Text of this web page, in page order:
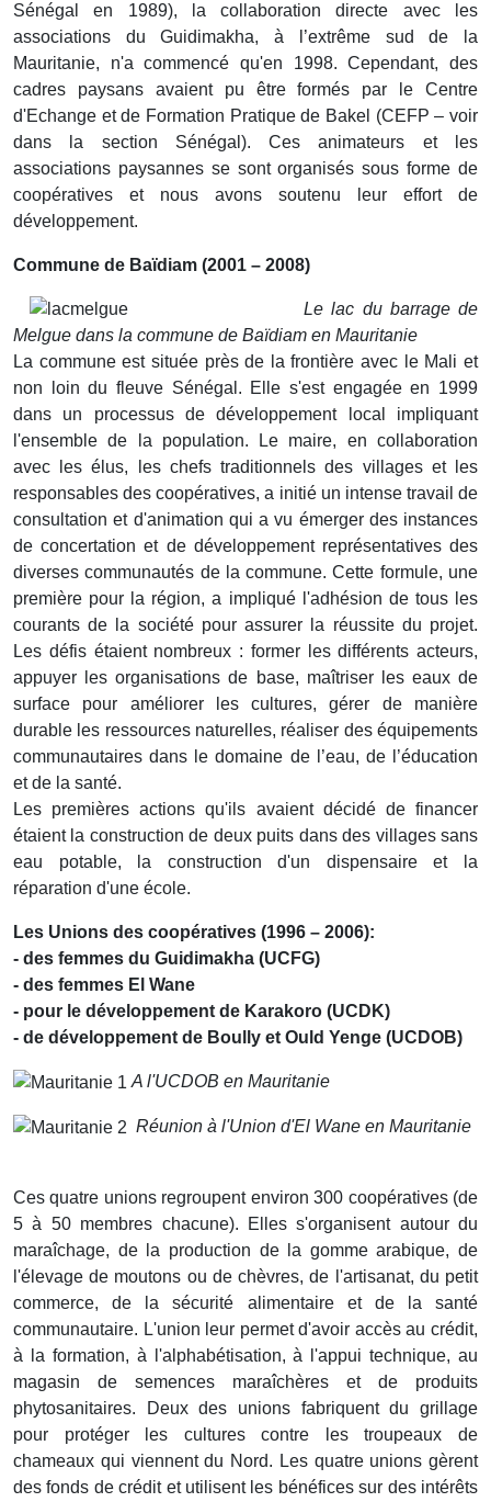
Sénégal en 1989), la collaboration directe avec les
associations du Guidimakha, à l’extrême sud de la
Mauritanie, n'a commencé qu'en 1998. Cependant, des
cadres paysans avaient pu être formés par le Centre
d'Echange et de Formation Pratique de Bakel (CEFP – voir
dans la section Sénégal). Ces animateurs et les
associations paysannes se sont organisés sous forme de
coopératives et nous avons soutenu leur effort de
développement.
Commune de Baïdiam (2001 – 2008)
Le lac du barrage de
Melgue dans la commune de Baïdiam en Mauritanie
La commune est située près de la frontière avec le Mali et
non loin du fleuve Sénégal. Elle s'est engagée en 1999
dans un processus de développement local impliquant
l'ensemble de la population. Le maire, en collaboration
avec les élus, les chefs traditionnels des villages et les
responsables des coopératives, a initié un intense travail de
consultation et d'animation qui a vu émerger des instances
de concertation et de développement représentatives des
diverses communautés de la commune. Cette formule, une
première pour la région, a impliqué l'adhésion de tous les
courants de la société pour assurer la réussite du projet.
Les défis étaient nombreux : former les différents acteurs,
appuyer les organisations de base, maîtriser les eaux de
surface pour améliorer les cultures, gérer de manière
durable les ressources naturelles, réaliser des équipements
communautaires dans le domaine de l’eau, de l’éducation
et de la santé.
Les premières actions qu'ils avaient décidé de financer
étaient la construction de deux puits dans des villages sans
eau potable, la construction d'un dispensaire et la
réparation d'une école.
Les Unions des coopératives (1996 – 2006):
- des femmes du Guidimakha (UCFG)
- des femmes El Wane
- pour le développement de Karakoro (UCDK)
- de développement de Boully et Ould Yenge (UCDOB)
A l'UCDOB en Mauritanie
Réunion à l'Union d'El Wane en Mauritanie
Ces quatre unions regroupent environ 300 coopératives (de
5 à 50 membres chacune). Elles s'organisent autour du
maraîchage, de la production de la gomme arabique, de
l'élevage de moutons ou de chèvres, de l'artisanat, du petit
commerce, de la sécurité alimentaire et de la santé
communautaire. L'union leur permet d'avoir accès au crédit,
à la formation, à l'alphabétisation, à l'appui technique, au
magasin de semences maraîchères et de produits
phytosanitaires. Deux des unions fabriquent du grillage
pour protéger les cultures contre les troupeaux de
chameaux qui viennent du Nord. Les quatre unions gèrent
des fonds de crédit et utilisent les bénéfices sur des intérêts